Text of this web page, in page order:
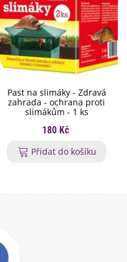
Past na slimáky - Zdravá
zahrada - ochrana proti
slimákům - 1 ks
180 Kč
Přidat do košíku